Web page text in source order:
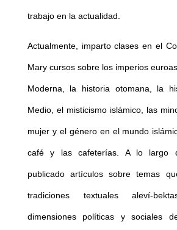
trabajo en la actualidad.
Actualmente, imparto clases en el
Mary cursos sobre los imperios
Moderna, la historia otomana, la
Medio, el misticismo islámico, las
mujer y el género en el mundo
café y las cafeterías. A lo largo
publicado artículos sobre temas
tradiciones textuales aleví-
dimensiones políticas y sociales